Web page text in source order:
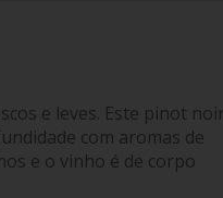
e leves. Este pinot
com aromas de
e o vinho é de corpo